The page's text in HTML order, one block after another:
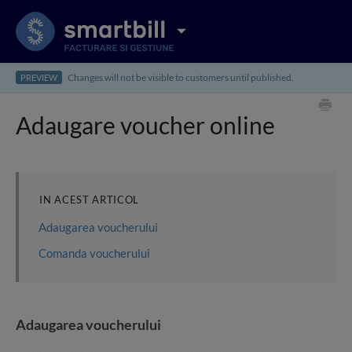
PREVIEW Changes will not be visible to customers until published.
Adaugare voucher online
IN ACEST ARTICOL
Adaugarea voucherului
Comanda voucherului
Adaugarea voucherului